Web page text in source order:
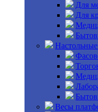
Для
Для
Весы